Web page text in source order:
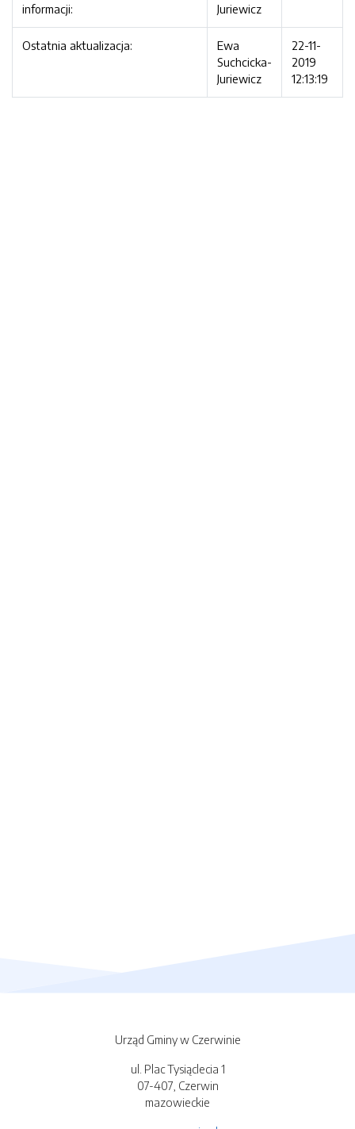
informacji:
Juriewicz
Ostatnia aktualizacja:
Ewa
Suchcicka-
Juriewicz
22-11-
2019
12:13:19
Urząd Gminy w Czerwinie
ul. Plac Tysiąclecia 1
07-407, Czerwin
mazowieckie